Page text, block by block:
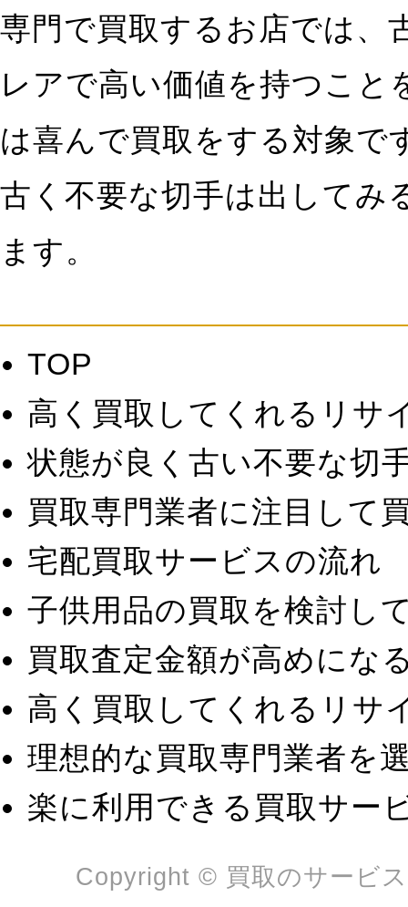
専門で買取するお店では、
レアで高い価値を持つこ
は喜んで買取をする対象で
古く不要な切手は出してみ
ます。
TOP
高く買取してくれるリサ
状態が良く古い不要な切
買取専門業者に注目して
宅配買取サービスの流れ
子供用品の買取を検討し
買取査定金額が高めにな
高く買取してくれるリサ
理想的な買取専門業者を
楽に利用できる買取サー
Copyright © 買取のサービ